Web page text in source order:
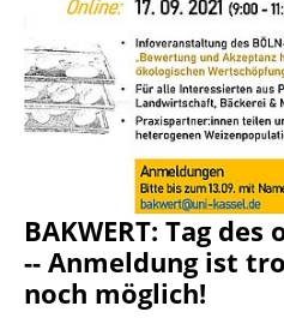
BAKWERT: Tag
-- Anmeldung ist
noch möglich!